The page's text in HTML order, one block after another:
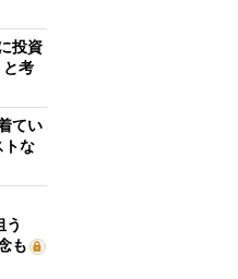
投資
考
てい
トな
う
も